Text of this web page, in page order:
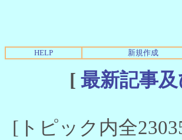
HELP 新規作成
[ 最新記事
[トピック内全